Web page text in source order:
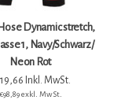
Dynamic stretch,
1, Navy/Schwarz/
Neon Rot
Inkl. MwSt.
€98,89 exkl. MwSt.